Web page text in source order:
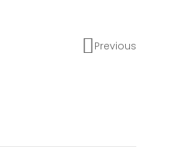
Previous